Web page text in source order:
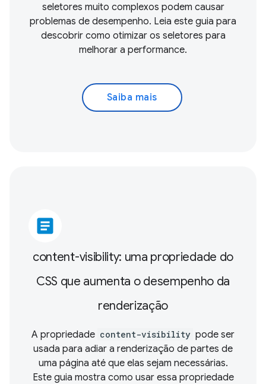
seletores muito complexos podem causar
problemas de desempenho. Leia este guia para
descobrir como otimizar os seletores para
melhorar a performance.
Saiba mais
article
content-visibility: uma propriedade do
CSS que aumenta o desempenho da
renderização
A propriedade content-visibility pode ser
usada para adiar a renderização de partes de
uma página até que elas sejam necessárias.
Este guia mostra como usar essa propriedade